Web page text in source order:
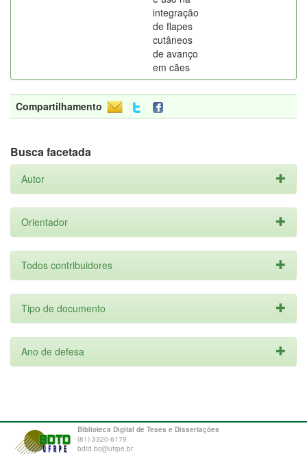
integração
de flapes
cutâneos
de avanço
em cães
Compartilhamento
Busca facetada
Autor
Orientador
Todos contribuidores
Tipo de documento
Ano de defesa
Biblioteca Digital de Teses e Dissertações
(81) 3320-6179
bdtd.bc@ufrpe.br